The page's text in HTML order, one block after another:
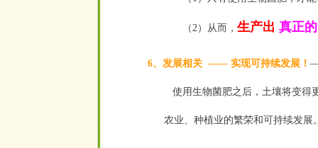
（2）从而， 生产出 真正的
6、发展相关 —— 实现可持续发展！
使用生物菌肥之后，土壤将变得
农业、种植业的繁荣和可持续发展